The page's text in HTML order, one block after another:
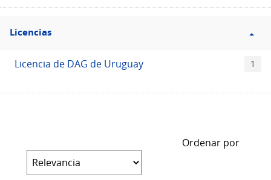
Filtro
Licencias
Licencias
Licencia de DAG de Uruguay 1
Ordenar por